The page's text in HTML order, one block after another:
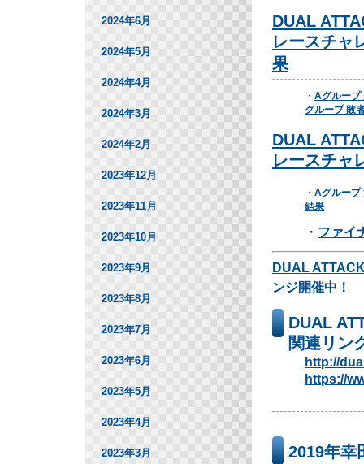
DUAL
レースチャ
果
・ Aグループ
グループ 敗
DUAL
レースチャ
・ Aグループ
結果
・ ファイ
DUAL
ンジ開催中！
DUAL
関連リン
http://
https://
2019年幸
2024年6月
2024年5月
2024年4月
2024年3月
2024年2月
2023年12月
2023年11月
2023年10月
2023年9月
2023年8月
2023年7月
2023年6月
2023年5月
2023年4月
2023年3月